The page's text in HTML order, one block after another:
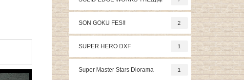
SON GOKU FES!! 2
SUPER HERO DXF 1
Super Master Stars Diorama 1